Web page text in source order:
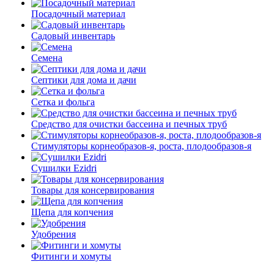
Посадочный материал
Садовый инвентарь
Семена
Септики для дома и дачи
Сетка и фольга
Средство для очистки бассеина и печных труб
Стимуляторы корнеобразов-я, роста, плодообразов-я
Сушилки Ezidri
Товары для консервирования
Щепа для копчения
Удобрения
Фитинги и хомуты